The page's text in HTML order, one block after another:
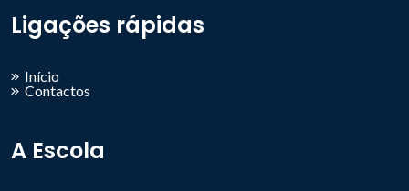
Ligações rápidas
Início
Contactos
A Escola